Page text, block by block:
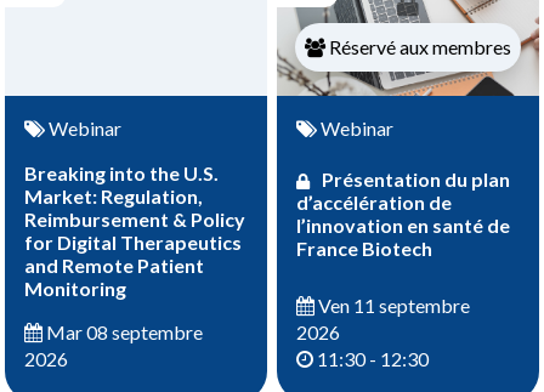
Webinar
Breaking into the U.S.
Market: Regulation,
Reimbursement & Policy
for Digital Therapeutics
and Remote Patient
Monitoring
Mar 08 septembre
2026
Réservé aux membres
Webinar
Présentation du plan
d’accélération de
l’innovation en santé de
France Biotech
Ven 11 septembre
2026
11:30 - 12:30